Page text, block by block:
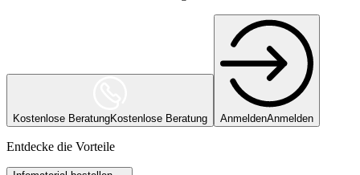
Kostenlose BeratungKostenlose Beratung AnmeldenAnmelden
Entdecke die Vorteile